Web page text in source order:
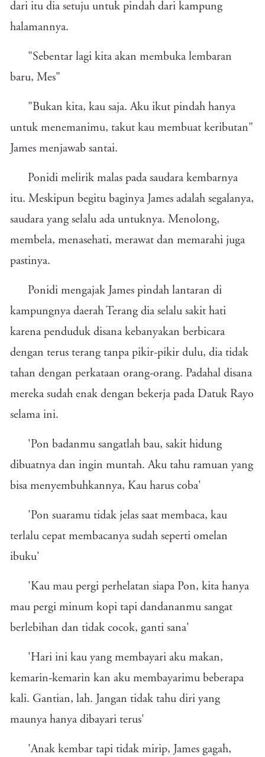
dari itu dia setuju untuk pindah dari kampung
halamannya.
"Sebentar lagi kita akan membuka lembaran
baru, Mes"
"Bukan kita, kau saja. Aku ikut pindah hanya
untuk menemanimu, takut kau membuat keributan"
James menjawab santai.
Ponidi melirik malas pada saudara kembarnya
itu. Meskipun begitu baginya James adalah segalanya,
saudara yang selalu ada untuknya. Menolong,
membela, menasehati, merawat dan memarahi juga
pastinya.
Ponidi mengajak James pindah lantaran di
kampungnya daerah Terang dia selalu sakit hati
karena penduduk disana kebanyakan berbicara
dengan terus terang tanpa pikir-pikir dulu, dia tidak
tahan dengan perkataan orang-orang. Padahal disana
mereka sudah enak dengan bekerja pada Datuk Rayo
selama ini.
'Pon badanmu sangatlah bau, sakit hidung
dibuatnya dan ingin muntah. Aku tahu ramuan yang
bisa menyembuhkannya, Kau harus coba'
'Pon suaramu tidak jelas saat membaca, kau
terlalu cepat membacanya sudah seperti omelan
ibuku'
'Kau mau pergi perhelatan siapa Pon, kita hanya
mau pergi minum kopi tapi dandananmu sangat
berlebihan dan tidak cocok, ganti sana'
'Hari ini kau yang membayari aku makan,
kemarin-kemarin kan aku membayarimu beberapa
kali. Gantian, lah. Jangan tidak tahu diri yang
maunya hanya dibayari terus'
'Anak kembar tapi tidak mirip, James gagah,